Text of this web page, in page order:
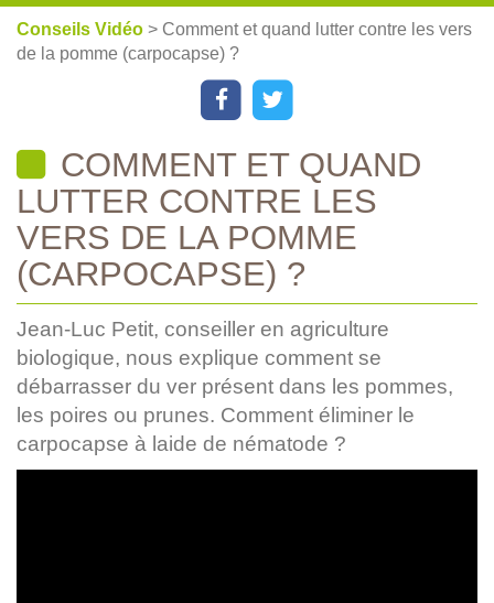
Conseils Vidéo > Comment et quand lutter contre les vers
de la pomme (carpocapse) ?
COMMENT ET QUAND
LUTTER CONTRE LES
VERS DE LA POMME
(CARPOCAPSE) ?
Jean-Luc Petit, conseiller en agriculture
biologique, nous explique comment se
débarrasser du ver présent dans les pommes,
les poires ou prunes. Comment éliminer le
carpocapse à laide de nématode ?